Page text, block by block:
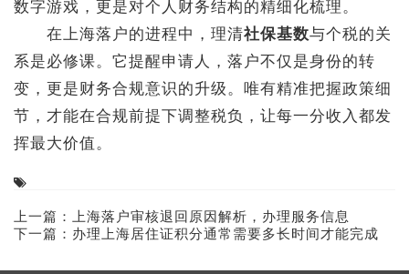
数字游戏，更是对个人财务结构的精细化梳理。
在上海落户的进程中，理清社保基数与个税的关
系是必修课。它提醒申请人，落户不仅是身份的转
变，更是财务合规意识的升级。唯有精准把握政策细
节，才能在合规前提下调整税负，让每一分收入都发
挥最大价值。
上一篇：
上海落户审核退回原因解析，办理服务信息
下一篇： 办理上海居住证积分通常需要多长时间才能完成